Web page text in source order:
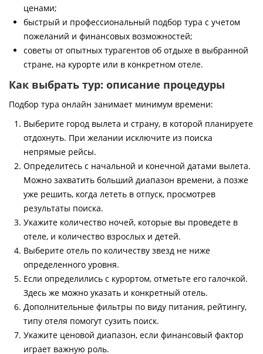
ценами;
быстрый и профессиональный подбор тура с учетом
пожеланий и финансовых возможностей;
советы от опытных турагентов об отдыхе в выбранной
стране, на курорте или в конкретном отеле.
Как выбрать тур: описание процедуры
Подбор тура онлайн занимает минимум времени:
Выберите город вылета и страну, в которой планируете
отдохнуть. При желании исключите из поиска
непрямые рейсы.
Определитесь с начальной и конечной датами вылета.
Можно захватить больший диапазон времени, а позже
уже решить, когда лететь в отпуск, просмотрев
результаты поиска.
Укажите количество ночей, которые вы проведете в
отеле, и количество взрослых и детей.
Выберите отель по количеству звезд не ниже
определенного уровня.
Если определились с курортом, отметьте его галочкой.
Здесь же можно указать и конкретный отель.
Дополнительные фильтры по виду питания, рейтингу,
типу отеля помогут сузить поиск.
Укажите ценовой диапазон, если финансовый фактор
играет важную роль.